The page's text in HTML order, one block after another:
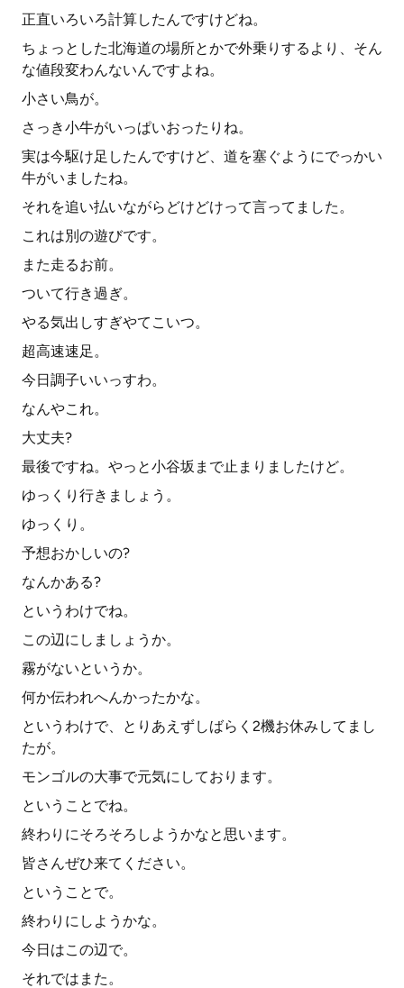
正直いろいろ計算したんですけどね。
ちょっとした北海道の場所とかで外乗りするより、そん
な値段変わんないんですよね。
小さい鳥が。
さっき小牛がいっぱいおったりね。
実は今駆け足したんですけど、道を塞ぐようにでっかい
牛がいましたね。
それを追い払いながらどけどけって言ってました。
これは別の遊びです。
また走るお前。
ついて行き過ぎ。
やる気出しすぎやてこいつ。
超高速速足。
今日調子いいっすわ。
なんやこれ。
大丈夫?
最後ですね。やっと小谷坂まで止まりましたけど。
ゆっくり行きましょう。
ゆっくり。
予想おかしいの?
なんかある?
というわけでね。
この辺にしましょうか。
霧がないというか。
何か伝われへんかったかな。
というわけで、とりあえずしばらく2機お休みしてまし
たが。
モンゴルの大事で元気にしております。
ということでね。
終わりにそろそろしようかなと思います。
皆さんぜひ来てください。
ということで。
終わりにしようかな。
今日はこの辺で。
それではまた。